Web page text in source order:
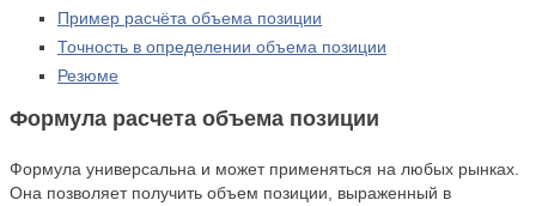
Пример расчёта объема позиции
Точность в определении объема позиции
Резюме
Формула расчета объема позиции
Формула универсальна и может применяться на любых рынках.
Она позволяет получить объем позиции, выраженный в